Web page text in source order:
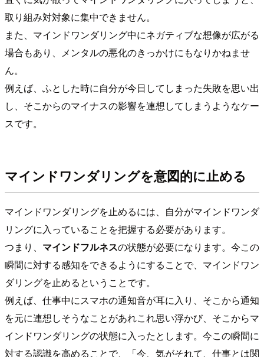
取り組み対対象に集中できません。
また、マインドワンダリング中にネガティブな想像が広がる
場合もあり、メンタルの悪化のきっかけにもなりかねませ
ん。
例えば、ふとした時に自分が今日してしまった失敗を思い出
し、そこからのマイナスの影響を連想してしまうようなケー
スです。
マインドワンダリングを意図的に止める
マインドワンダリングを止めるには、自分がマインドワンダ
リングに入っていることを把握する必要があります。
つまり、 マインドフルネスの状態が必要になります。今この
瞬間に対する感知をできるようにすることで、マインドワン
ダリングを止めるということです。
例えば、仕事中にスマホの通知音が耳に入り、そこから通知
を元に連想しそうなことがあれこれ思い浮かび、そこからマ
インドワンダリングの状態に入ったとします。今この瞬間に
対する認識を高めることで、「今、気がそれて、仕事とは関